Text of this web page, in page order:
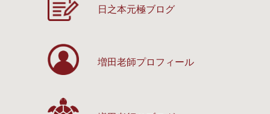
日之本元極ブログ
増田老師プロフィール